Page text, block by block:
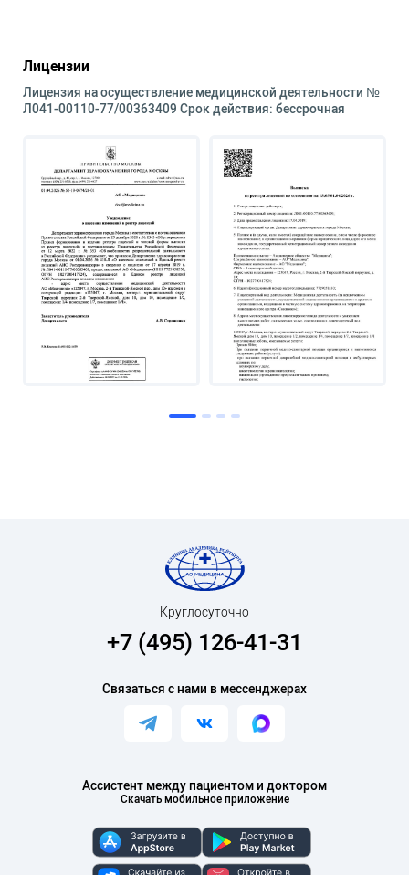
Лицензии
Лицензия на осуществление медицинской деятельности №
Л041-00110-77/00363409 Срок действия: бессрочная
Ассистент между пациентом и доктором
Скачать мобильное приложение
Круглосуточно
+7 (495) 126-41-31
Связаться с нами в мессенджерах